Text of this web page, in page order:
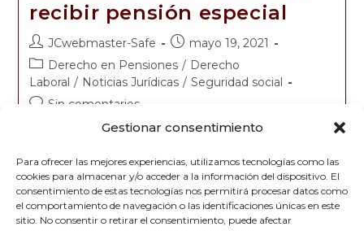
Gestionar consentimiento
Para ofrecer las mejores experiencias, utilizamos tecnologías como las
cookies para almacenar y/o acceder a la información del dispositivo. El
consentimiento de estas tecnologías nos permitirá procesar datos como
el comportamiento de navegación o las identificaciones únicas en este
sitio. No consentir o retirar el consentimiento, puede afectar
recibir pensión especial
JCwebmaster-Safe
mayo 19, 2021
Derecho en Pensiones / Derecho
Laboral / Noticias Jurídicas / Seguridad social
Sin comentarios
pueden hacer en caso de vejez con hijo en situación
de invalidez. Según el Dane, 12.9 millones son madres
cabeza de…